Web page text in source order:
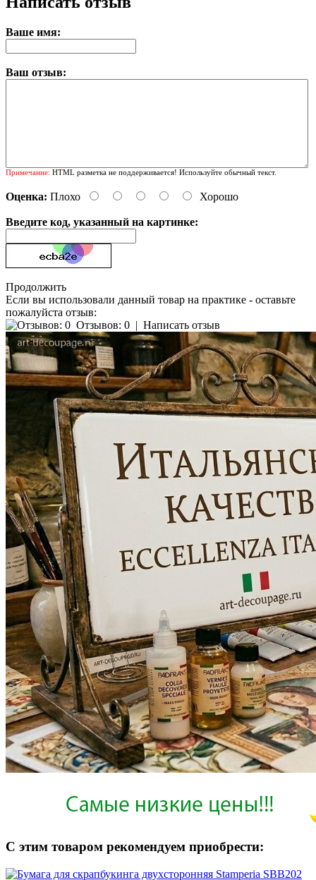
Ваше имя:
Ваш отзыв:
Примечание: HTML разметка не поддерживается! Используйте обычный текст.
Оценка: Плохо Хорошо
Введите код, указанный на картинке:
Продолжить
Если вы использовали данный товар на практике - оставьте
пожалуйста отзыв:
Отзывов: 0 | Написать отзыв
С этим товаром рекомендуем приобрести: